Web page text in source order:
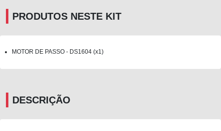
PRODUTOS NESTE KIT
MOTOR DE PASSO - DS1604 (x1)
DESCRIÇÃO